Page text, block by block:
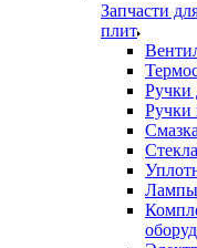
Запчасти
плит
Ручки
Ручки
Смазка
Стекла
Лампы